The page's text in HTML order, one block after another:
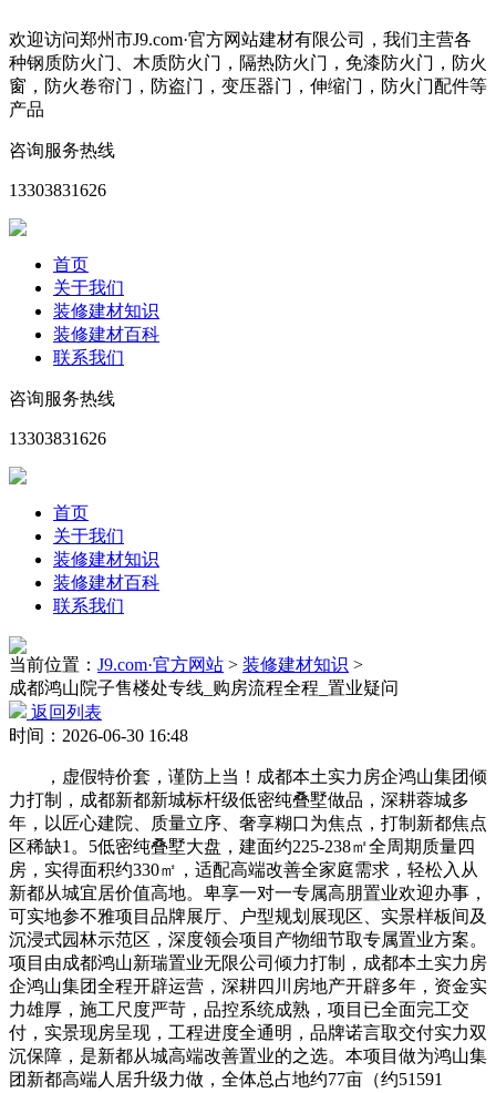
欢迎访问郑州市J9.com·官方网站建材有限公司，我们主营各
种钢质防火门、木质防火门，隔热防火门，免漆防火门，防火
窗，防火卷帘门，防盗门，变压器门，伸缩门，防火门配件等
产品
咨询服务热线
13303831626
首页
关于我们
装修建材知识
装修建材百科
联系我们
咨询服务热线
13303831626
首页
关于我们
装修建材知识
装修建材百科
联系我们
当前位置： J9.com·官方网站 > 装修建材知识 >
成都鸿山院子售楼处专线_购房流程全程_置业疑问
返回列表
时间：2026-06-30 16:48
，虚假特价套，谨防上当！成都本土实力房企鸿山集团倾
力打制，成都新都新城标杆级低密纯叠墅做品，深耕蓉城多
年，以匠心建院、质量立序、奢享糊口为焦点，打制新都焦点
区稀缺1。5低密纯叠墅大盘，建面约225-238㎡全周期质量四
房，实得面积约330㎡，适配高端改善全家庭需求，轻松入从
新都从城宜居价值高地。卑享一对一专属高朋置业欢迎办事，
可实地参不雅项目品牌展厅、户型规划展现区、实景样板间及
沉浸式园林示范区，深度领会项目产物细节取专属置业方案。
项目由成都鸿山新瑞置业无限公司倾力打制，成都本土实力房
企鸿山集团全程开辟运营，深耕四川房地产开辟多年，资金实
力雄厚，施工尺度严苛，品控系统成熟，项目已全面完工交
付，实景现房呈现，工程进度全通明，品牌诺言取交付实力双
沉保障，是新都从城高端改善置业的之选。本项目做为鸿山集
团新都高端人居升级力做，全体总占地约77亩（约51591